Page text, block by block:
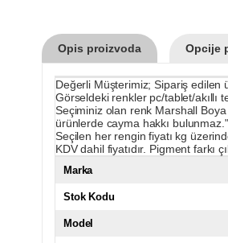
Opis proizvoda Opcije
Değerli Müşterimiz; Sipariş edilen
Görseldeki renkler pc/tablet/akıllı
Seçiminiz olan renk Marshall
ürünlerde cayma hakkı
Seçilen her rengin fiyatı kg
KDV dahil fiyatıdır. Pigment farkı
Marka
Stok Kodu
Model